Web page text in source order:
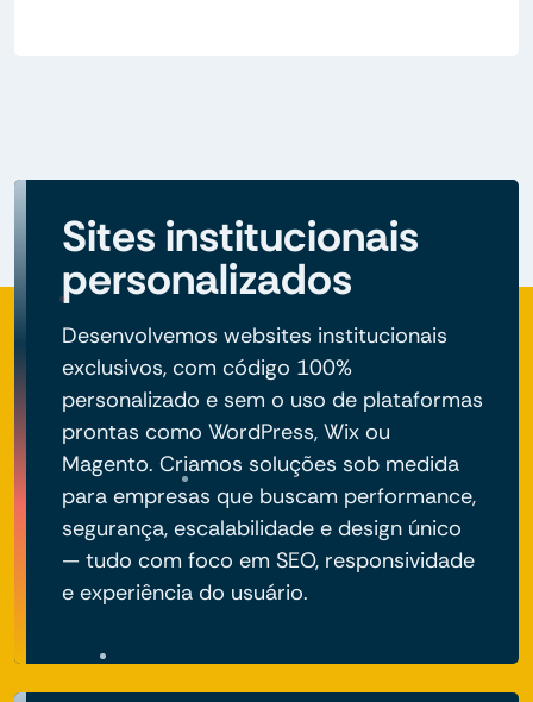
Sites institucionais
personalizados
Desenvolvemos websites institucionais
exclusivos, com código 100%
personalizado e sem o uso de plataformas
prontas como WordPress, Wix ou
Magento. Criamos soluções sob medida
para empresas que buscam performance,
segurança, escalabilidade e design único
— tudo com foco em SEO, responsividade
e experiência do usuário.